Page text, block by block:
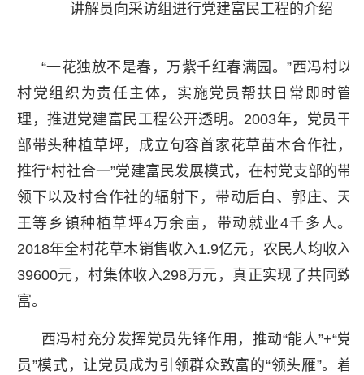
讲解员向采访组进行党建富民工程的介绍
“一花独放不是春，万紫千红春满园。”西冯村以
村党组织为责任主体，实施党员帮扶日常即时管
理，推进党建富民工程公开透明。2003年，党员干
部带头种植草坪，成立句容首家花草苗木合作社，
推行“村社合一”党建富民发展模式，在村党支部的带
领下以及村合作社的辐射下，带动后白、郭庄、天
王等乡镇种植草坪4万余亩，带动就业4千多人。
2018年全村花草木销售收入1.9亿元，农民人均收入
39600元，村集体收入298万元，真正实现了共同致
富。
西冯村充分发挥党员先锋作用，推动“能人”+“党
员”模式，让党员成为引领群众致富的“领头雁”。着